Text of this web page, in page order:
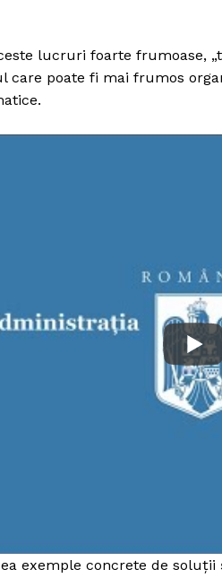
lucruri foarte frumoase,
care poate fi mai frumos
exemple concrete de